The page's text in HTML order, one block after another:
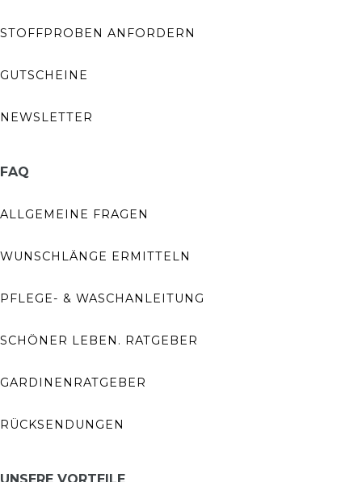
STOFFPROBEN ANFORDERN
GUTSCHEINE
NEWSLETTER
FAQ
ALLGEMEINE FRAGEN
WUNSCHLÄNGE ERMITTELN
PFLEGE- & WASCHANLEITUNG
SCHÖNER LEBEN. RATGEBER
GARDINENRATGEBER
RÜCKSENDUNGEN